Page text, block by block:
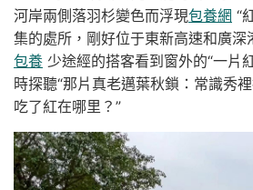
河岸兩側落羽杉變色而浮現包養網 “
集的處所，剛好位于東新高速和廣深
包養 少途經的搭客看到窗外的“一片
時探聽“那片真老邁葉秋鎖：常識秀
吃了紅在哪里？”